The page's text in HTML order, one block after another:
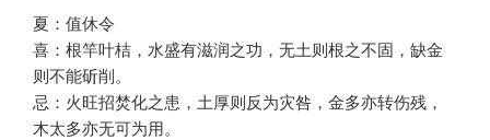
夏：值休令
喜：根竿叶桔，水盛有滋润之功，无土则根之不固，缺金
则不能斫削。
忌：火旺招焚化之患，土厚则反为灾咎，金多亦转伤残，
木太多亦无可为用。